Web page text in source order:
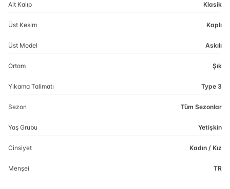
Alt Kalıp Klasik
Üst Kesim Kaplı
Üst Model Askılı
Ortam Şık
Yıkama Talimatı Type 3
Sezon Tüm Sezonlar
Yaş Grubu Yetişkin
Cinsiyet Kadın / Kız
Menşei TR